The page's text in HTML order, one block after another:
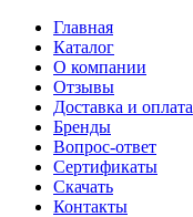
Главная
Каталог
О компании
Отзывы
Доставка и оплата
Бренды
Вопрос-ответ
Сертификаты
Скачать
Контакты